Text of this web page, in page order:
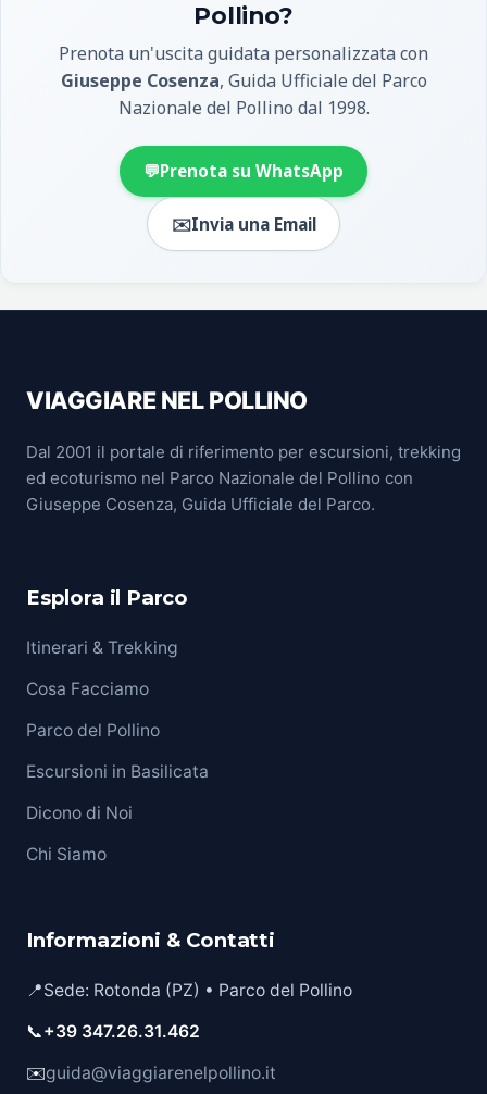
Pollino?
Prenota un'uscita guidata personalizzata con
Giuseppe Cosenza, Guida Ufficiale del Parco
Nazionale del Pollino dal 1998.
💬Prenota su WhatsApp
✉️Invia una Email
VIAGGIARE NEL POLLINO
Dal 2001 il portale di riferimento per escursioni, trekking
ed ecoturismo nel Parco Nazionale del Pollino con
Giuseppe Cosenza, Guida Ufficiale del Parco.
Esplora il Parco
Itinerari & Trekking
Cosa Facciamo
Parco del Pollino
Escursioni in Basilicata
Dicono di Noi
Chi Siamo
Informazioni & Contatti
📍Sede: Rotonda (PZ) • Parco del Pollino
📞+39 347.26.31.462
✉️guida@viaggiarenelpollino.it